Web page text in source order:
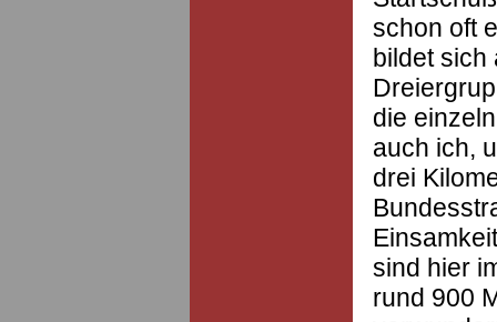
schon oft
bildet sich
die
auch ich,
drei
sind hier
rund 900